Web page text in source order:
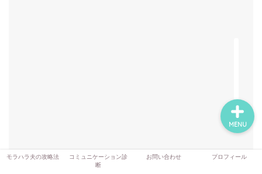
モラハラ夫の攻略法
コミュニケーション診
断
お問い合わせ プロフィール
MENU